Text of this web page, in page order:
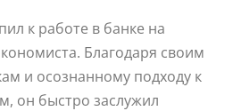
к работе в банке на
Благодаря своим
и осознанному подходу к
он быстро заслужил